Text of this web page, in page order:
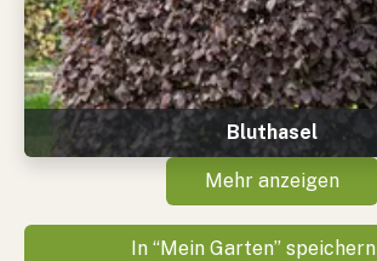
Bluthasel
Mehr anzeigen
In “Mein Garten” speichern